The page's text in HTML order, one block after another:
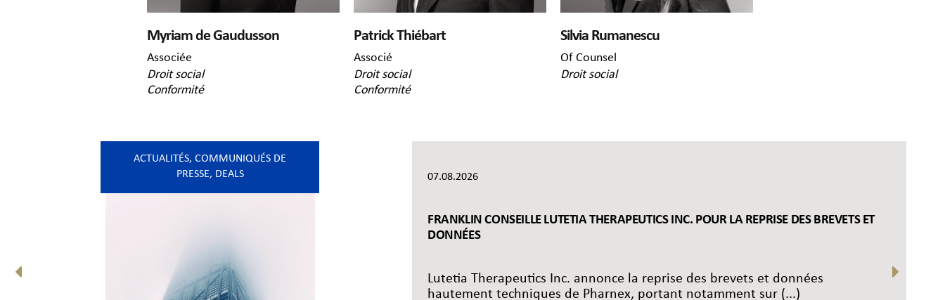
Myriam de Gaudusson
Associée
Droit social
Conformité
Patrick Thiébart
Associé
Droit social
Conformité
Silvia Rumanescu
Of Counsel
Droit social
ACTUALITÉS,COMMUNIQUÉS DE
PRESSE, DEALS 07.08.2026
FRANKLIN CONSEILLE LUTETIA THERAPEUTICS INC. POUR LA REPRISE DES BREVETS ET
DONNÉES
Lutetia Therapeutics Inc. annonce la reprise des brevets et données
hautement techniques de Pharnex, portant notamment sur (...)